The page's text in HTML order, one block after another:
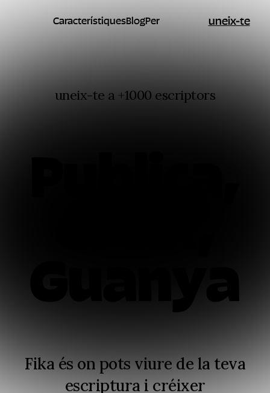
CaracterístiquesBlogPer uneix-te
uneix-te a +1000 escriptors
Guanya
Fika és on pots viure de la teva
escriptura i créixer